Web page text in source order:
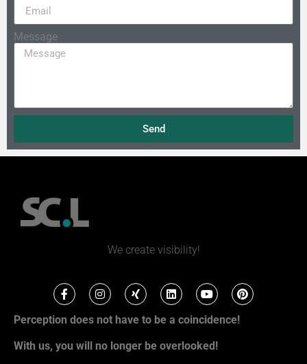
Message
Send
We create visibility!
Perception does not have to be a coincidence!
With us, you will no longer be overlooked!